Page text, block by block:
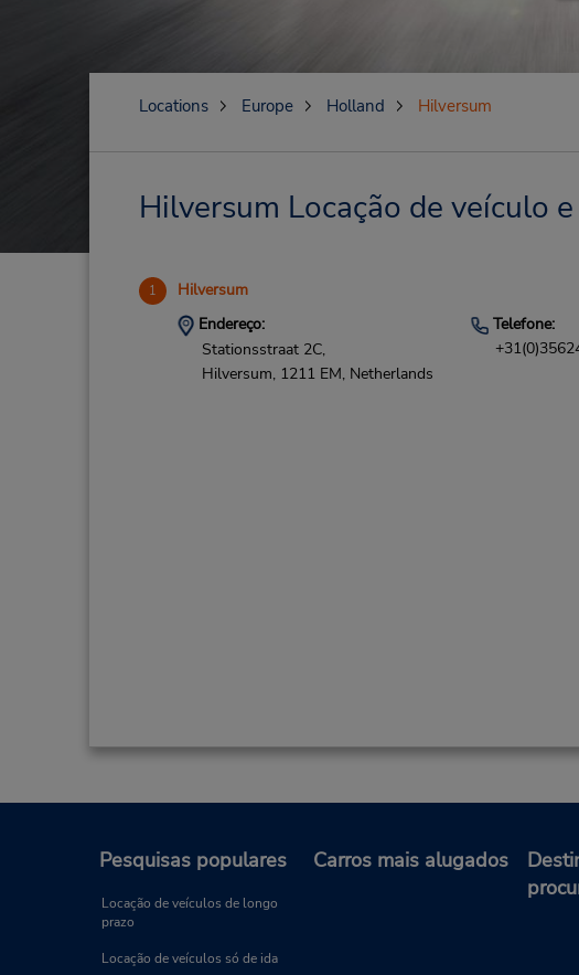
Locations Europe Holland Hilversum
Hilversum Locação de veículo
1 Hilversum
Endereço:
Stationsstraat 2C,
Hilversum, 1211 EM, Netherlands
Telefone:
Pesquisas populares
Locação de veículos de longo
prazo
Locação de veículos só de ida
Carros mais alugados